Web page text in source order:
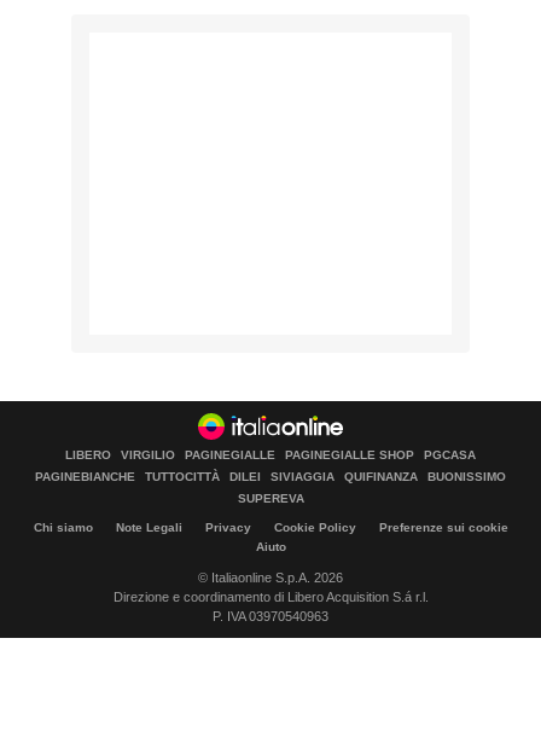
LIBERO VIRGILIO PAGINEGIALLE PAGINEGIALLE SHOP
PGCASA
PAGINEBIANCHE
TUTTOCITTÀ DILEI SIVIAGGIA QUIFINANZA
BUONISSIMO
SUPEREVA
Chi siamo Note Legali Privacy Cookie Policy
Preferenze sui cookie
Aiuto
© Italiaonline S.p.A. 2026
Direzione e coordinamento di Libero Acquisition S.á r.l.
P. IVA 03970540963